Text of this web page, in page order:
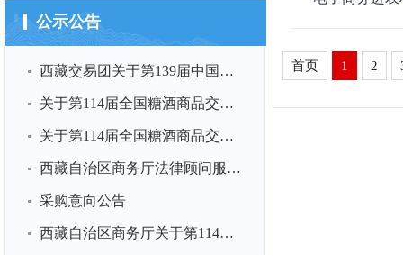
公示公告
西藏交易团关于第139届中国进出口商品交易会一般性展位分配方...
关于第114届全国糖酒商品交易会等2场商务展会展品运输供应商...
关于第114届全国糖酒商品交易会等2场商务展会展台搭建项目采...
西藏自治区商务厅法律顾问服务项目采购公告
采购意向公告
西藏自治区商务厅关于第114届全国糖酒商品交易会展品运输项目...
首页 1 2